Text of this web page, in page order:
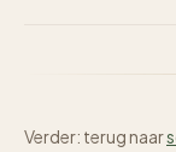
Verder: terug naar